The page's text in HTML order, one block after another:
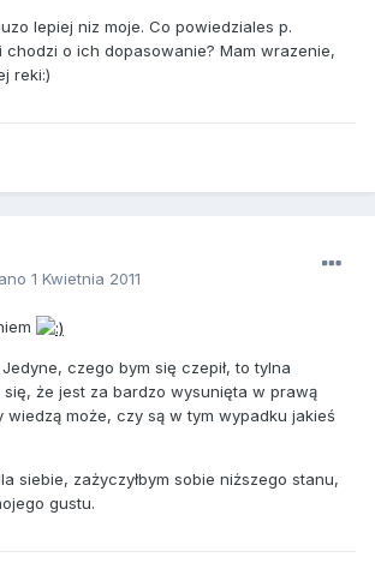
lepiej niz moje. Co powiedziales p.
chodzi o ich dopasowanie? Mam wrazenie,
reki:)
1 Kwietnia 2011
Jedyne, czego bym się czepił, to tylna
się, że jest za bardzo wysunięta w prawą
wiedzą może, czy są w tym wypadku jakieś
siebie, zażyczyłbym sobie niższego stanu,
gustu.